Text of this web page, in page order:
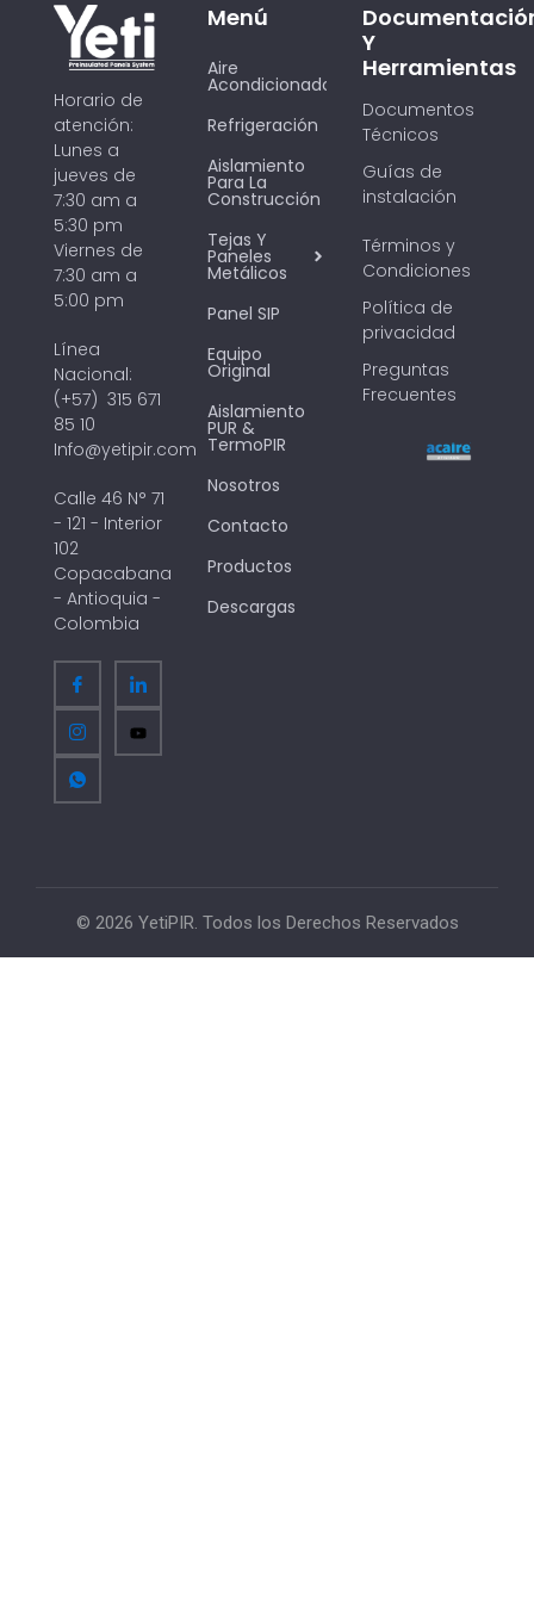
Horario de
atención:
Lunes a
jueves de
7:30 am a
5:30 pm
Viernes de
7:30 am a
5:00 pm
Línea
Nacional:
(+57) 315 671
85 10
Info@yetipir.com
Calle 46 N° 71
- 121 - Interior
102
Copacabana
- Antioquia -
Colombia
Menú
Aire
Acondicionado
Refrigeración
Aislamiento
Para La
Construcción
Tejas Y
Paneles
Metálicos
Panel SIP
Equipo
Original
Aislamiento
PUR &
TermoPIR
Nosotros
Contacto
Productos
Descargas
Y
Herramientas
Documentos
Técnicos
Guías de
instalación
Términos y
Condiciones
Política de
privacidad
Preguntas
Frecuentes
© 2026 YetiPIR. Todos los Derechos Reservados